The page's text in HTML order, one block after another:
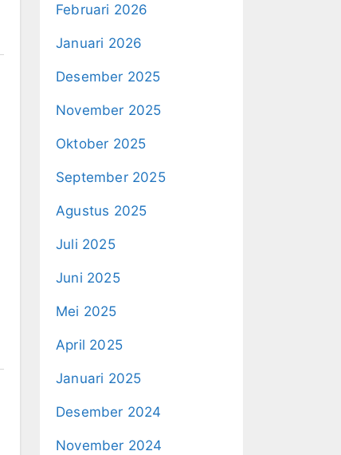
Februari 2026
Januari 2026
Desember 2025
November 2025
Oktober 2025
September 2025
Agustus 2025
Juli 2025
Juni 2025
Mei 2025
April 2025
Januari 2025
Desember 2024
November 2024